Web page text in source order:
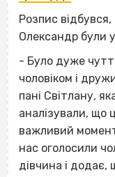
Розпис
Олександр були
- Було дуже
чоловіком і
пані Світлану,
аналізували, що
важливий
нас оголосили
дівчина і додає,